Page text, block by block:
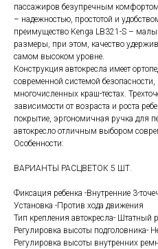
пассажиров безупречным комфортом
– надежностью, простотой и
преимущество Kenga LB321-S –
размеры, при этом, качество
самом высоком уровне.
Конструкция автокресла имеет
современной системой
многочисленных краш-тестах.
зависимости от возраста и роста
покрытие, эргономичная ручка для
автокресло отличным выбором
Особенности:
ВАРИАНТЫ РАСЦВЕТОК 5 ШТ.
Фиксация ребенка -Внутренние 3-
Установка -Против хода движения
Тип крепления автокресла- Штатный
Регулировка высоты подголовника-
Регулировка высоты внутренних